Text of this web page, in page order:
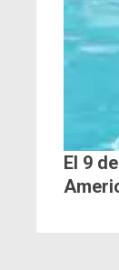
El 9